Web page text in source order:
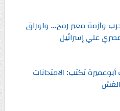
وأزمة معبر رفح... واوراق
علي إسرائيل
تكتب: الامتحانات